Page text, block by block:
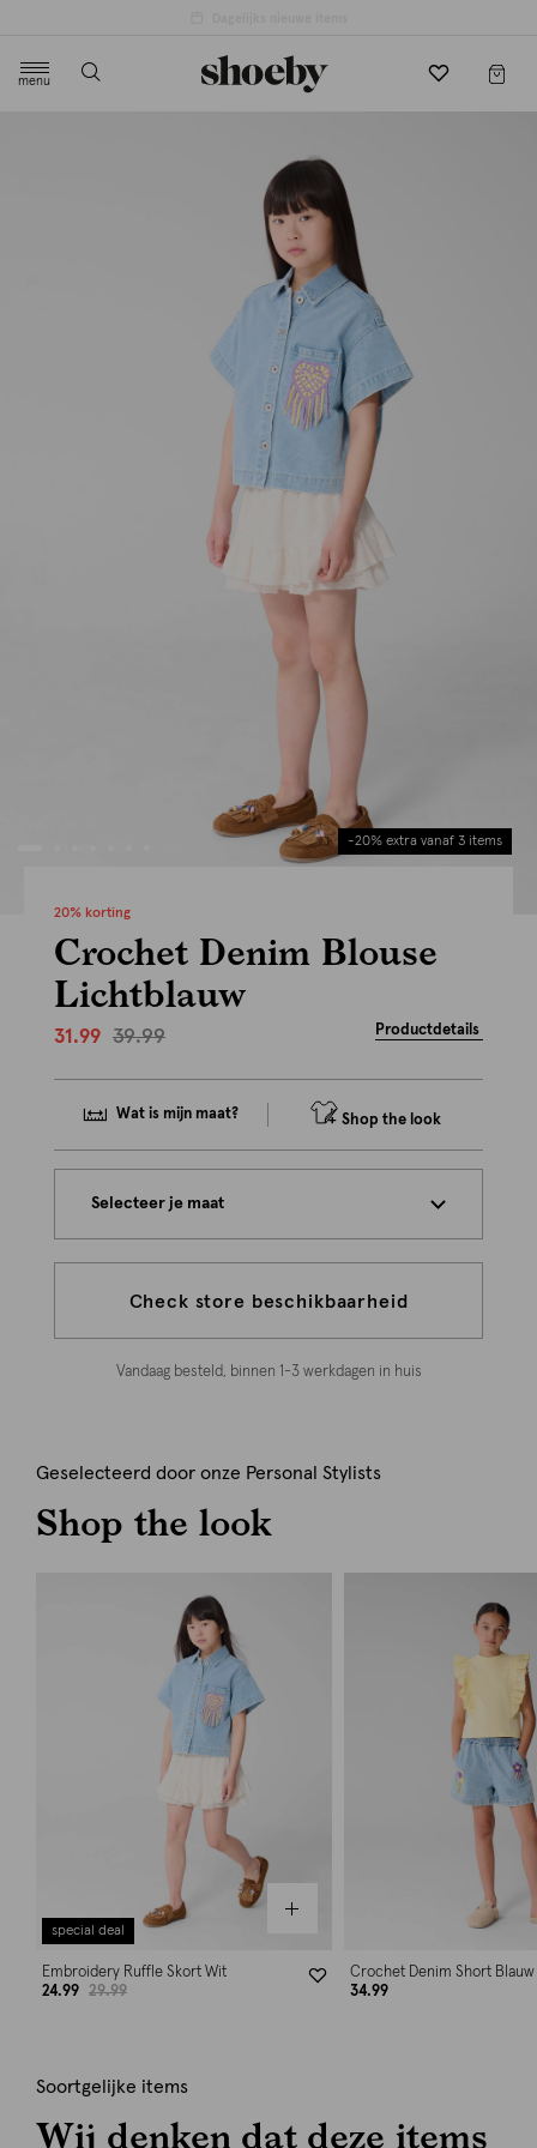
menu
-20% extra vanaf 3 items
20% korting
Crochet Denim Blouse
Lichtblauw
31.99 39.99 Productdetails
Wat is mijn maat? Shop the look
Selecteer je maat
Check store beschikbaarheid
Vandaag besteld, binnen 1-3 werkdagen in huis
Geselecteerd door onze Personal Stylists
Shop the look
special deal
Embroidery Ruffle Skort Wit
24.99
29.99
Crochet Denim Short Blauw
34.99
Soortgelijke items
Wij denken dat deze items